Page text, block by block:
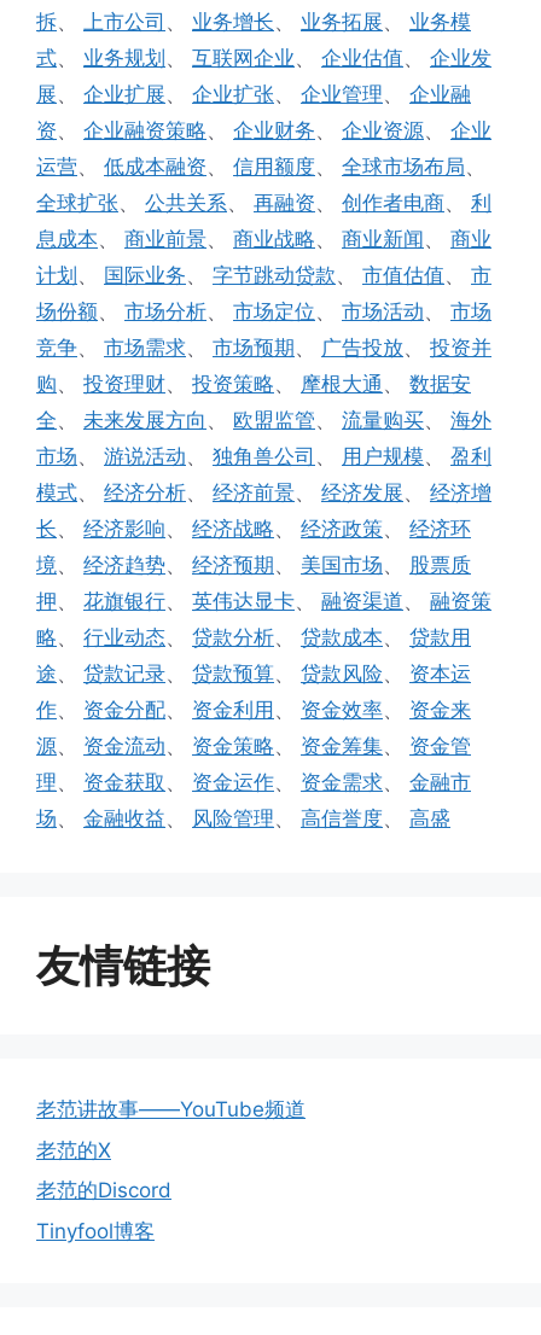
拆、 上市公司 、 业务增长、 业务拓展、 业务模
式、 业务规划 、 互联网企业、 企业估值、 企业发
展、 企业扩展、 企业扩张、 企业管理、 企业融
资、 企业融资策略、 企业财务、 企业资源、 企业
运营、 低成本融资、 信用额度、 全球市场布局、
全球扩张、 公共关系、 再融资、 创作者电商、 利
息成本、 商业前景、 商业战略、 商业新闻、 商业
计划 、 国际业务、 字节跳动贷款、 市值估值、 市
场份额、 市场分析、 市场定位、 市场活动、 市场
竞争、 市场需求、 市场预期、 广告投放、 投资并
购、 投资理财、 投资策略、 摩根大通 、 数据安
全、 未来发展方向 、 欧盟监管、 流量购买、 海外
市场、 游说活动、 独角兽公司 、 用户规模、 盈利
模式、 经济分析、 经济前景、 经济发展、 经济增
长、 经济影响、 经济战略、 经济政策、 经济环
境、 经济趋势、 经济预期、 美国市场、 股票质
押、 花旗银行、 英伟达显卡、 融资渠道、 融资策
略、 行业动态、 贷款分析、 贷款成本、 贷款用
途、 贷款记录、 贷款预算、 贷款风险、 资本运
作、 资金分配、 资金利用 、 资金效率、 资金来
源、 资金流动、 资金策略、 资金筹集、 资金管
理、 资金获取 、 资金运作、 资金需求、 金融市
场、 金融收益、 风险管理、 高信誉度、 高盛
友情链接
老范讲故事——YouTube频道
老范的X
老范的Discord
Tinyfool博客